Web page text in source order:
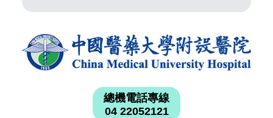
總機電話專線
04 22052121